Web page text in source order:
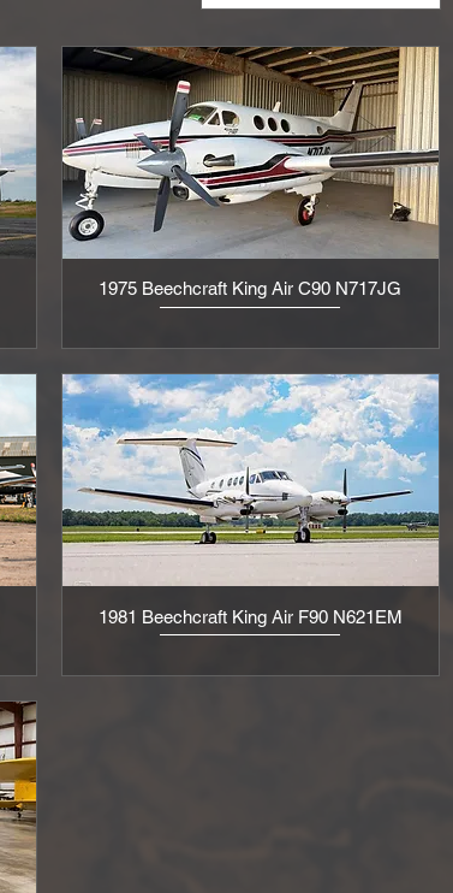
Aperçu rapide
1975 Beechcraft King Air C90 N717JG
Aperçu rapide
1981 Beechcraft King Air F90 N621EM